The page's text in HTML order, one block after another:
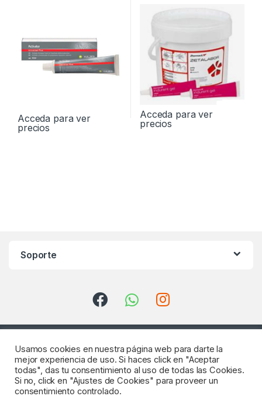
Acceda para ver
precios
Acceda para ver
precios
Soporte
Usamos cookies en nuestra página web para darte la
mejor experiencia de uso. Si haces click en "Aceptar
todas", das tu consentimiento al uso de todas las Cookies.
Si no, click en "Ajustes de Cookies" para proveer un
consentimiento controlado.